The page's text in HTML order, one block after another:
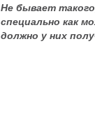
Не бывает
специально как
должно у них